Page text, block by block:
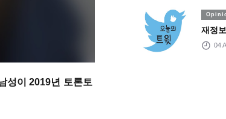
성이 2019년 토론토
재정
04